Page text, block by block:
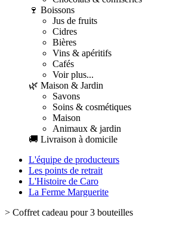
🍷 Boissons
Jus de fruits
Cidres
Bières
Vins & apéritifs
Cafés
Voir plus...
🌿 Maison & Jardin
Savons
Soins & cosmétiques
Maison
Animaux & jardin
🚚 Livraison à domicile
L'équipe de producteurs
Les points de retrait
L'Histoire de Caro
La Ferme Marguerite
> Coffret cadeau pour 3 bouteilles